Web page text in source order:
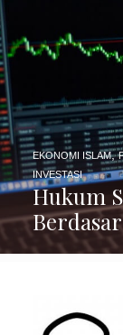
Hukum
EKONOMI ISLAM,
INVESTASI